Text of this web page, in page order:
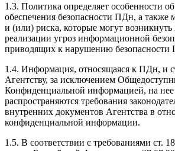
1.3. Политика определяет особенности
обеспечения безопасности ПДн, а
и (или) риска, которые могут возникнуть
реализации угроз информационной
приводящих к нарушению безопасности
1.4. Информация, относящаяся к ПДн, и
Агентству, за исключением
Конфиденциальной информацией, на нее
распространяются требования
внутренних документов Агентства в
конфиденциальной информации.
1.5. В соответствии с требованиями ст.